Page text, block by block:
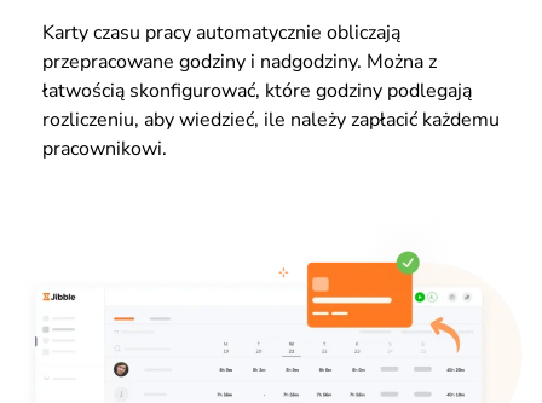
Karty czasu pracy automatycznie obliczają
przepracowane godziny i nadgodziny. Można z
łatwością skonfigurować, które godziny podlegają
rozliczeniu, aby wiedzieć, ile należy zapłacić każdemu
pracownikowi.